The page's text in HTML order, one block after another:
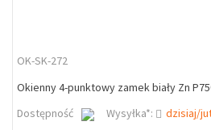
OK-SK-272
Okienny 4-punktowy zamek biały Zn
Dostępność
Wysyłka*: dzisiaj/